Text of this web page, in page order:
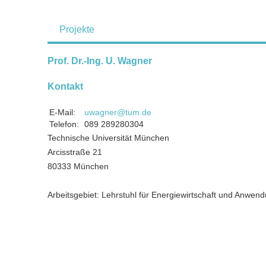
Projekte
Prof. Dr.-Ing. U. Wagner
Kontakt
E-Mail:
uwagner@tum.de
Telefon:
089 289280304
Technische Universität München
Arcisstraße 21
80333 München
Arbeitsgebiet: Lehrstuhl für Energiewirtschaft und